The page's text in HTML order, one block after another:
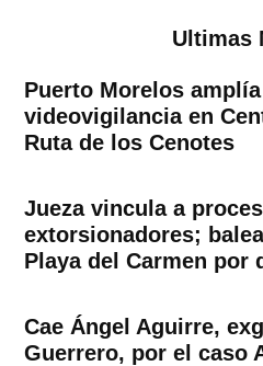
Ultimas
Puerto Morelos
videovigilancia en
Ruta de los Cenotes
Jueza vincula a
extorsionadores;
Playa del Carmen por
Cae Ángel Aguirre,
Guerrero, por el caso